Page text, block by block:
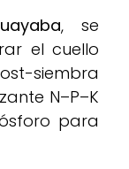
, se
el cuello
siembra
N–P–K
para